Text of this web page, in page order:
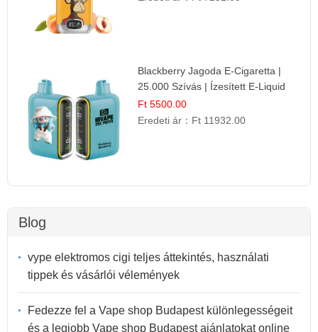
Blackberry Jagoda E-Cigaretta |
25.000 Szívás | Ízesített E-Liquid
Ft 5500.00
Eredeti ár： Ft 11932.00
Blog
vype elektromos cigi teljes áttekintés, használati
tippek és vásárlói vélemények
Fedezze fel a Vape shop Budapest különlegességeit
és a legjobb Vape shop Budapest ajánlatokat online